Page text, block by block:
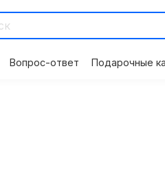
Вопрос-ответ Подарочные